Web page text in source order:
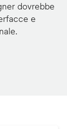
dovrebbe
e